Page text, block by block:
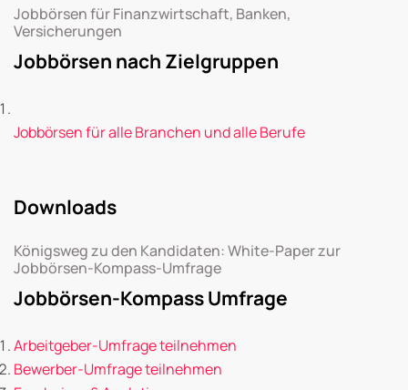
Jobbörsen für Finanzwirtschaft, Banken,
Versicherungen
Jobbörsen nach Zielgruppen
Jobbörsen für alle Branchen und alle Berufe
Downloads
Königsweg zu den Kandidaten: White-Paper zur
Jobbörsen-Kompass-Umfrage
Jobbörsen-Kompass Umfrage
Arbeitgeber-Umfrage teilnehmen
Bewerber-Umfrage teilnehmen